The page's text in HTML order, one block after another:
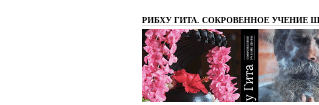
РИБХУ ГИТА. СОКРОВЕННОЕ УЧЕНИЕ